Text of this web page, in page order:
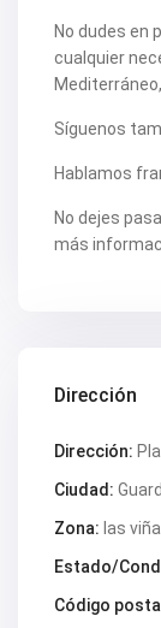
V2540
V2544
V2552
V2555
V2562
V2563
V2564
V2570
V2572
V2588B
V2591
V2595
V2599
V2606
V2608
V2609
No dudes en
cualquier
Síguenos
Hablamos
No dejes
más
Dirección
Dirección:
Ciudad:
Zona: las
Estado/
Código